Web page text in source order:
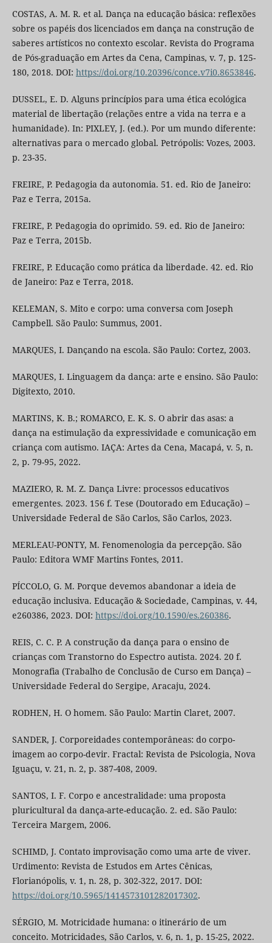
COSTAS, A. M. R. et al. Dança na educação básica: reflexões
sobre os papéis dos licenciados em dança na construção de
saberes artísticos no contexto escolar. Revista do Programa
de Pós-graduação em Artes da Cena, Campinas, v. 7, p. 125-
180, 2018. DOI: https://doi.org/10.20396/conce.v7i0.8653846.
DUSSEL, E. D. Alguns princípios para uma ética ecológica
material de libertação (relações entre a vida na terra e a
humanidade). In: PIXLEY, J. (ed.). Por um mundo diferente:
alternativas para o mercado global. Petrópolis: Vozes, 2003.
p. 23-35.
FREIRE, P. Pedagogia da autonomia. 51. ed. Rio de Janeiro:
Paz e Terra, 2015a.
FREIRE, P. Pedagogia do oprimido. 59. ed. Rio de Janeiro:
Paz e Terra, 2015b.
FREIRE, P. Educação como prática da liberdade. 42. ed. Rio
de Janeiro: Paz e Terra, 2018.
KELEMAN, S. Mito e corpo: uma conversa com Joseph
Campbell. São Paulo: Summus, 2001.
MARQUES, I. Dançando na escola. São Paulo: Cortez, 2003.
MARQUES, I. Linguagem da dança: arte e ensino. São Paulo:
Digitexto, 2010.
MARTINS, K. B.; ROMARCO, E. K. S. O abrir das asas: a
dança na estimulação da expressividade e comunicação em
criança com autismo. IAÇA: Artes da Cena, Macapá, v. 5, n.
2, p. 79-95, 2022.
MAZIERO, R. M. Z. Dança Livre: processos educativos
emergentes. 2023. 156 f. Tese (Doutorado em Educação) –
Universidade Federal de São Carlos, São Carlos, 2023.
MERLEAU-PONTY, M. Fenomenologia da percepção. São
Paulo: Editora WMF Martins Fontes, 2011.
PÍCCOLO, G. M. Porque devemos abandonar a ideia de
educação inclusiva. Educação & Sociedade, Campinas, v. 44,
e260386, 2023. DOI: https://doi.org/10.1590/es.260386.
REIS, C. C. P. A construção da dança para o ensino de
crianças com Transtorno do Espectro autista. 2024. 20 f.
Monografia (Trabalho de Conclusão de Curso em Dança) –
Universidade Federal do Sergipe, Aracaju, 2024.
RODHEN, H. O homem. São Paulo: Martin Claret, 2007.
SANDER, J. Corporeidades contemporâneas: do corpo-
imagem ao corpo-devir. Fractal: Revista de Psicologia, Nova
Iguaçu, v. 21, n. 2, p. 387-408, 2009.
SANTOS, I. F. Corpo e ancestralidade: uma proposta
pluricultural da dança-arte-educação. 2. ed. São Paulo:
Terceira Margem, 2006.
SCHIMD, J. Contato improvisação como uma arte de viver.
Urdimento: Revista de Estudos em Artes Cênicas,
Florianópolis, v. 1, n. 28, p. 302-322, 2017. DOI:
https://doi.org/10.5965/1414573101282017302.
SÉRGIO, M. Motricidade humana: o itinerário de um
conceito. Motricidades, São Carlos, v. 6, n. 1, p. 15-25, 2022.